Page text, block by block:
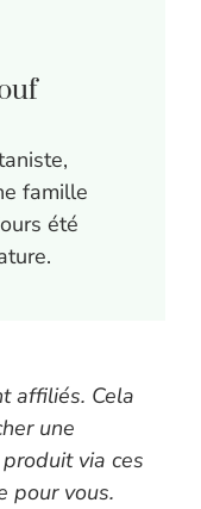
famille
été
affiliés. Cela
une
via ces
pour vous.